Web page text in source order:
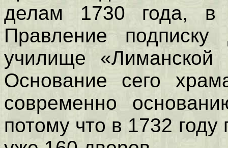
делам 1730 года, в
Правление
училище «Лиманской
Основание сего
современно
потому что в 1732